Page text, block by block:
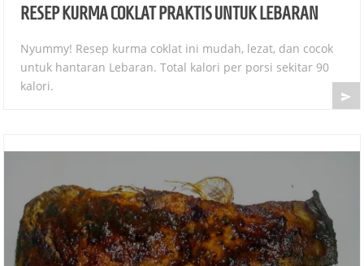
RESEP KURMA COKLAT PRAKTIS UNTUK LEBARAN
Nyummy! Resep kurma coklat ini mudah, lezat, dan cocok
untuk hantaran Lebaran. Total kalori per porsi sekitar 90
kalori.
